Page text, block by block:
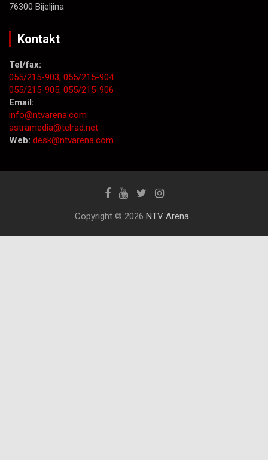
76300 Bijeljina
Kontakt
Tel/fax:
055/215-903; 055/215-904
055/215-905; 055/215-906
Email:
info@ntvarena.com
astramedia@telrad.net
Web: desk@ntvarena.com
Copyright © 2026 NTV Arena